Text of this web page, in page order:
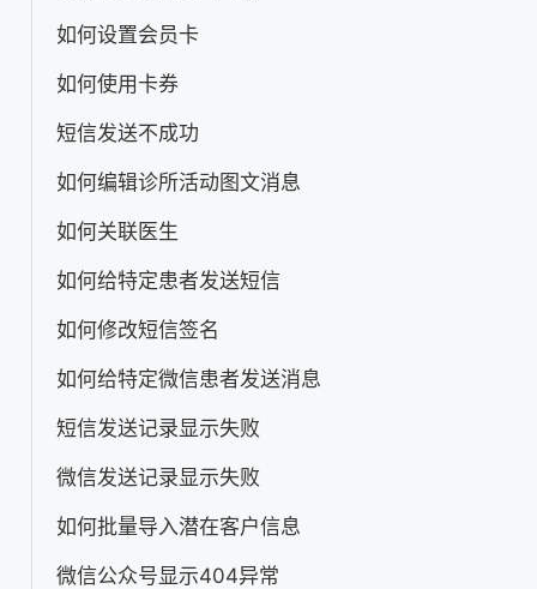
如何设置会员卡
如何使用卡券
短信发送不成功
如何编辑诊所活动图文消息
如何关联医生
如何给特定患者发送短信
如何修改短信签名
如何给特定微信患者发送消息
短信发送记录显示失败
微信发送记录显示失败
如何批量导入潜在客户信息
微信公众号显示404异常